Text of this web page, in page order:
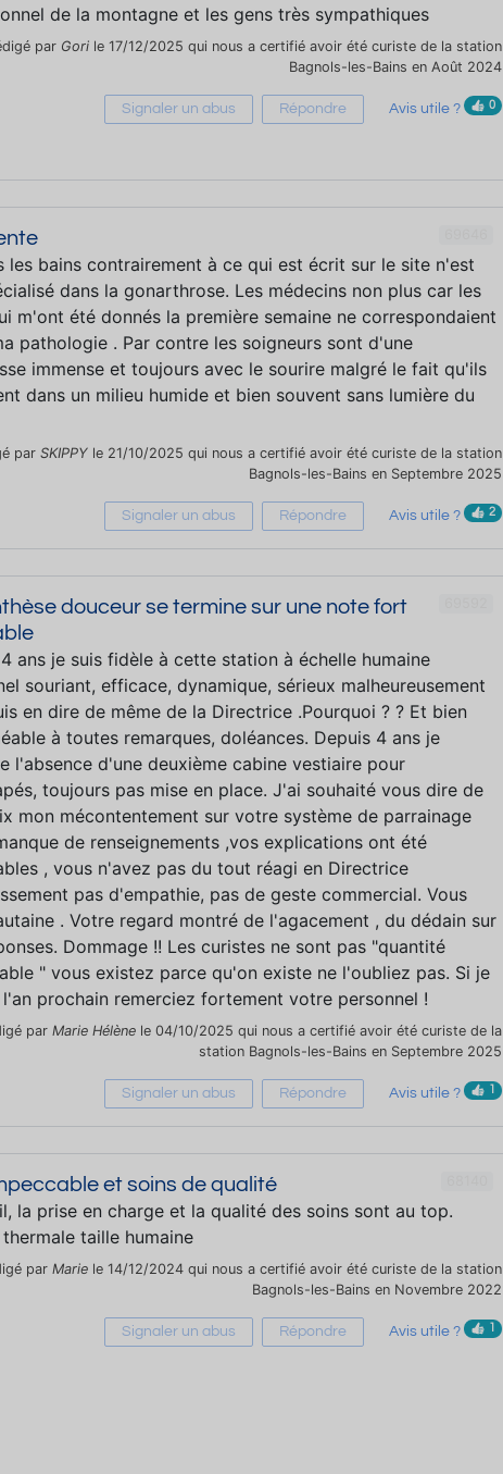
de la montagne et les gens très sympathiques
par Gori le 17/12/2025 qui nous a certifié avoir été curiste de la station
Bagnols-les-Bains en Août 2024
Signaler un abus Répondre Avis utile ? 0
les bains contrairement à ce qui est écrit sur le site n'est
dans la gonarthrose. Les médecins non plus car les
m'ont été donnés la première semaine ne correspondaient
pathologie . Par contre les soigneurs sont d'une
immense et toujours avec le sourire malgré le fait qu'ils
dans un milieu humide et bien souvent sans lumière du
par SKIPPYle 21/10/2025 qui nous a certifié avoir été curiste de la station
Bagnols-les-Bains en Septembre 2025
Signaler un abus Répondre Avis utile ? 2
douceur se termine sur une note fort
ans je suis fidèle à cette station à échelle humaine
souriant, efficace, dynamique, sérieux malheureusement
en dire de même de la Directrice .Pourquoi ? ? Et bien
à toutes remarques, doléances. Depuis 4 ans je
l'absence d'une deuxième cabine vestiaire pour
toujours pas mise en place. J'ai souhaité vous dire de
mon mécontentement sur votre système de parrainage
de renseignements ,vos explications ont été
, vous n'avez pas du tout réagi en Directrice
pas d'empathie, pas de geste commercial. Vous
. Votre regard montré de l'agacement , du dédain sur
Dommage !! Les curistes ne sont pas "quantité
" vous existez parce qu'on existe ne l'oubliez pas. Si je
l'an prochain remerciez fortement votre personnel !
par Marie Hélène le 04/10/2025 qui nous a certifié avoir été curiste de la
station Bagnols-les-Bains en Septembre 2025
Signaler un abus Répondre Avis utile ?
et soins de qualité
la prise en charge et la qualité des soins sont au top.
taille humaine
par Mariele 14/12/2024 qui nous a certifié avoir été curiste de la station
Bagnols-les-Bains en Novembre 2022
Signaler un abus Répondre Avis utile ?